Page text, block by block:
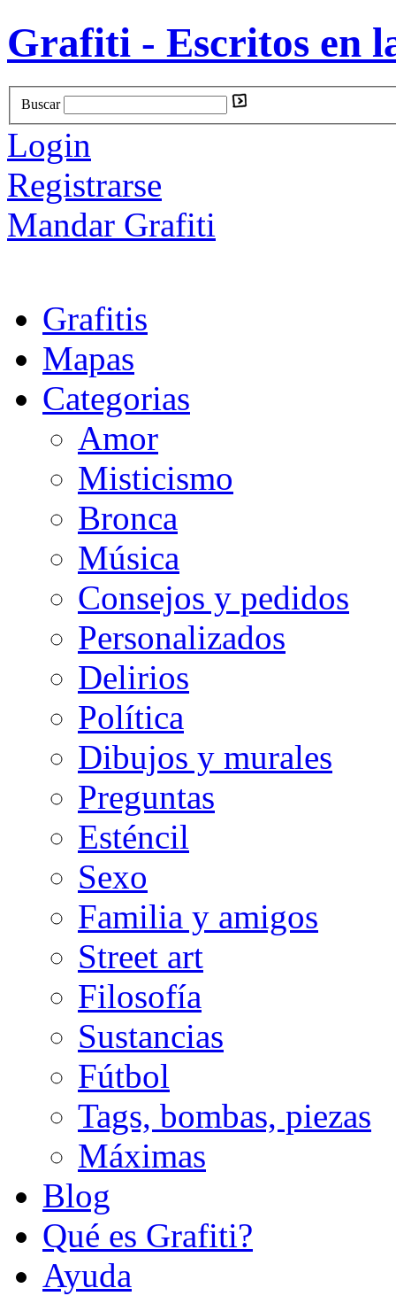
Grafiti - Escritos en
Buscar
Login
Registrarse
Mandar Grafiti
Grafitis
Mapas
Categorias
Amor
Misticismo
Bronca
Música
Consejos y pedidos
Personalizados
Delirios
Política
Dibujos y murales
Preguntas
Esténcil
Sexo
Familia y amigos
Street art
Filosofía
Sustancias
Fútbol
Tags, bombas, piezas
Máximas
Blog
Qué es Grafiti?
Ayuda